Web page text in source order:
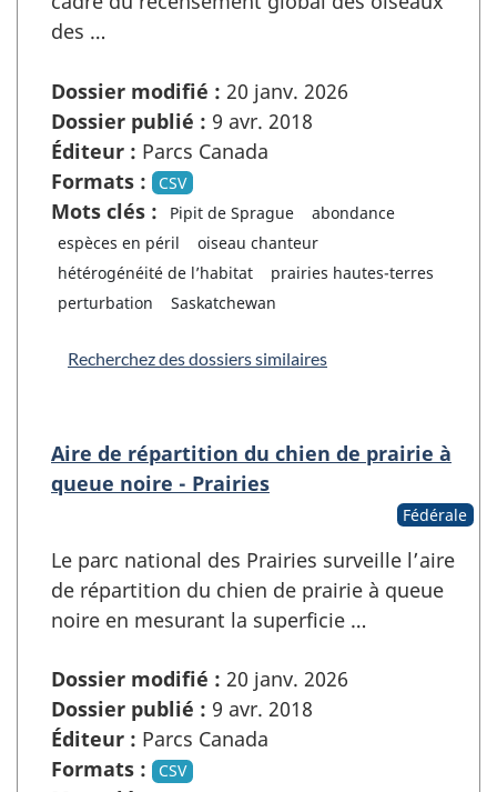
des …
Dossier modifié : 20 janv. 2026
Dossier publié : 9 avr. 2018
Éditeur : Parcs Canada
Formats :
CSV
Mots clés : Pipit de Sprague
abondance
espèces en péril
oiseau chanteur
hétérogénéité de l’habitat
prairies hautes-terres
perturbation
Saskatchewan
Recherchez des dossiers similaires
Aire de répartition du chien de prairie à
queue noire - Prairies
Fédérale
Le parc national des Prairies surveille l’aire
de répartition du chien de prairie à queue
noire en mesurant la superficie …
Dossier modifié : 20 janv. 2026
Dossier publié : 9 avr. 2018
Éditeur : Parcs Canada
Formats :
CSV